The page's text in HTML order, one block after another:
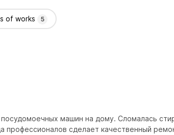
of works 5
посудомоечных машин на дому. Сломалась
сделает качественный